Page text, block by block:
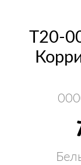
Т20-